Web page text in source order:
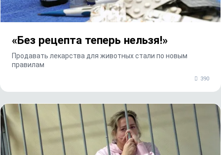
«Без рецепта теперь нельзя!»
Продавать лекарства для животных стали по новым
правилам
390